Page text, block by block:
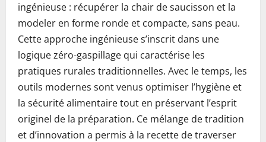
ingénieuse : récupérer la chair de saucisson et la
modeler en forme ronde et compacte, sans peau.
Cette approche ingénieuse s’inscrit dans une
logique zéro-gaspillage qui caractérise les
pratiques rurales traditionnelles. Avec le temps, les
outils modernes sont venus optimiser l’hygiène et
la sécurité alimentaire tout en préservant l’esprit
originel de la préparation. Ce mélange de tradition
et d’innovation a permis à la recette de traverser